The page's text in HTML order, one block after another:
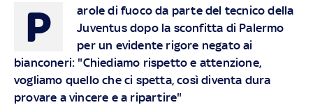
P
arole di fuoco da parte del tecnico della
Juventus dopo la sconfitta di Palermo
per un evidente rigore negato ai
bianconeri: "Chiediamo rispetto e attenzione,
vogliamo quello che ci spetta, così diventa dura
provare a vincere e a ripartire"